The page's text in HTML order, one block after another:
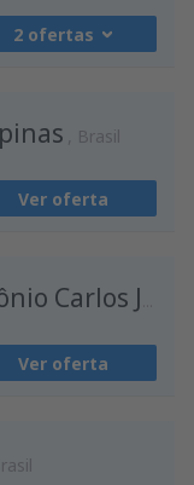
2 ofertas
(OPO)
Brasil
Ver oferta
Ver oferta